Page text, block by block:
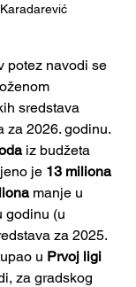
potez navodi se
sredstava
za 2026. godinu.
iz budžeta
je 13 miliona
manje u
godinu (u
za 2025.
u Prvoj ligi
za gradskog